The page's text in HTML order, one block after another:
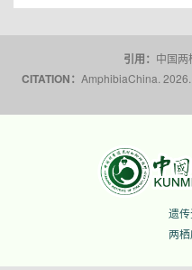
引用： 中国两
CITATION： AmphibiaChina.
遗
两